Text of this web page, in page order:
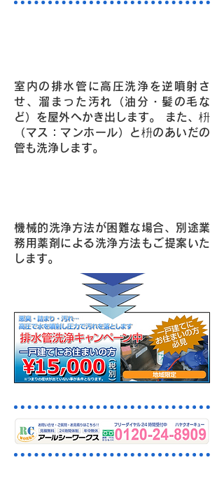
室内の排水管に高圧洗浄を逆噴射さ
せ、溜まった汚れ（油分・髪の毛な
ど）を屋外へかき出します。 また、枡
（マス：マンホール）と枡のあいだの
管も洗浄します。
機械的洗浄方法が困難な場合、別途業
務用薬剤による洗浄方法もご提案いた
します。